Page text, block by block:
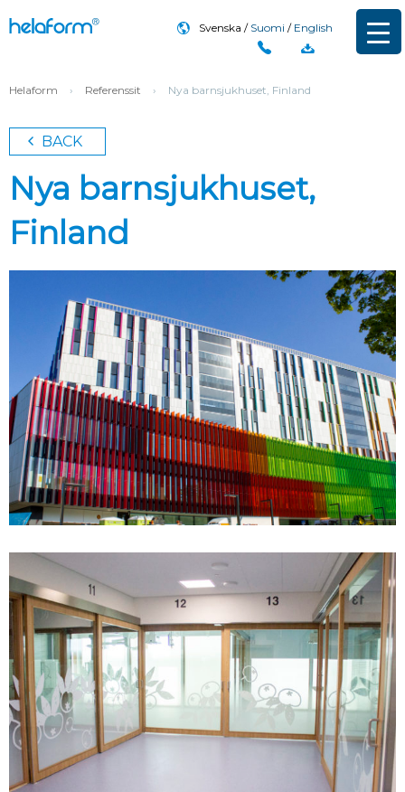
Svenska Suomi English
Helaform › Referenssit › Nya barnsjukhuset, Finland
BACK
Nya barnsjukhuset,
Finland